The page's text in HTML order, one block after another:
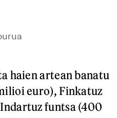
haien artean banatu
euro), Finkatuz
funtsa (400